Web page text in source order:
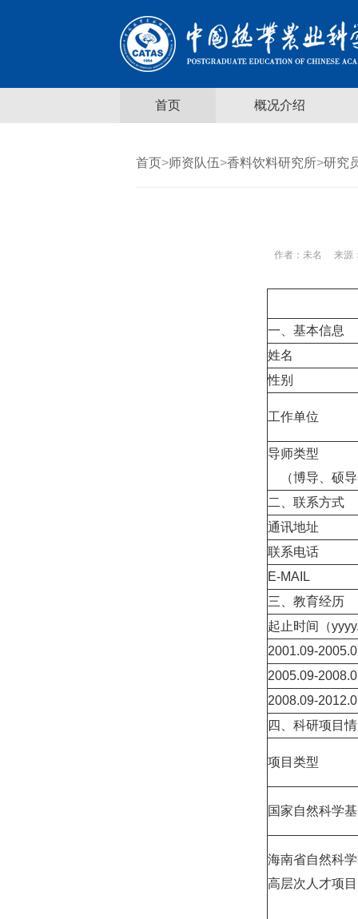
首页 概况介绍
首页>师资队伍>香料饮料研究所>研究
作者： 未名 来源
一、基本信息
姓名
性别
工作单位
导师类型
（博导、硕
二、联系方式
通讯地址
联系电话
E-MAIL
三、教育经历
起止时间（
2001.09-
2005.09-
2008.09-
四、科研项目
项目类型
国家自然科学
海南省自然科
高层次人才项目